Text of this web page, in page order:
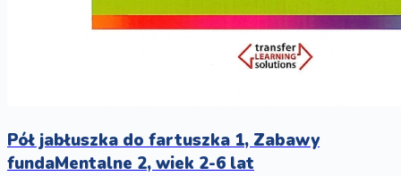
Pół jabłuszka do fartuszka 1, Zabawy
fundaMentalne 2, wiek 2-6 lat